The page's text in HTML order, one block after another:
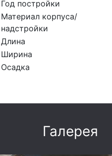
Год постройки
Материал корпуса/
надстройки
Длина
Ширина
Осадка
Галерея